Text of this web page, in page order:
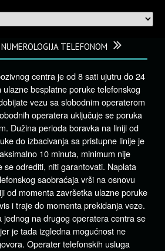
TELEFONOM
centra je od 8 sati ujutru do 24
besplatne poruke telefonskog
vezu sa slobodnim operaterom
operatera uključuje se poruka
Dužina perioda boravka na liniji od
do izbacivanja sa pristupne linije je
10 minuta, minimum nije
se odrediti, niti garantovati. Naplata
saobraćaja vrši na osnovu
od momenta završetka ulazne poruke
i traje do momenta prekidanja veze.
jednog na drugog operatera centra se
je tada izgledna mogućnost ne
Operater telefonskih usluga